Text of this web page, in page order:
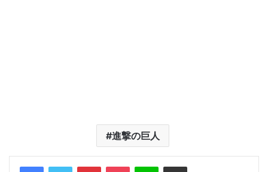
進撃の巨人
FacebookTwitter PinterestPocket Line Share via Email